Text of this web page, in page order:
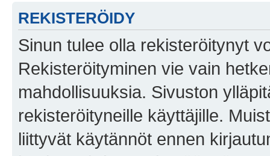
REKISTERÖIDY
Sinun tulee olla rekisteröitynyt
Rekisteröityminen vie vain
mahdollisuuksia. Sivuston
rekisteröityneille käyttäjille.
liittyvät käytännöt ennen